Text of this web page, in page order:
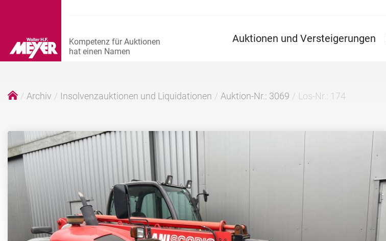
Auktionen und Versteigerungen
Archiv Insolvenzauktionen und Liquidationen Auktion-Nr.: 3069 Los-Nr.: 174